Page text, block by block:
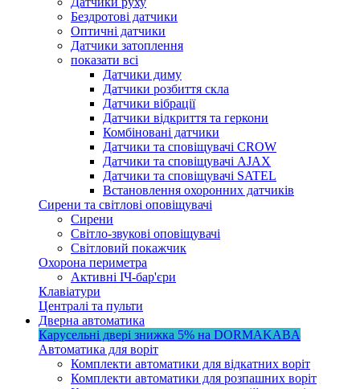
Бездротові датчики
Оптичні датчики
Датчики затоплення
показати всі
Датчики диму
Датчики розбиття скла
Датчики вібрації
Датчики відкриття та геркони
Комбіновані датчики
Датчики та сповіщувачі CROW
Датчики та сповіщувачі AJAX
Датчики та сповіщувачі SATEL
Встановлення охоронних датчиків
Сирени та світлові оповіщувачі
Сирени
Світло-звукові оповіщувачі
Світловий покажчик
Охорона периметра
Активні ІЧ-бар'єри
Клавіатури
Централі та пульти
Дверна автоматика
Карусельні двері знижка 5% на DORMAKABA
Автоматика для воріт
Комплекти автоматики для відкатних воріт
Комплекти автоматики для розпашних воріт